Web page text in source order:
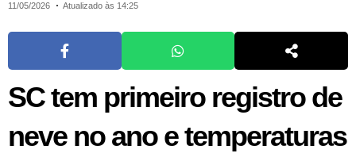
11/05/2026 Atualizado às 14:25
SC tem primeiro registro de
neve no ano e temperaturas